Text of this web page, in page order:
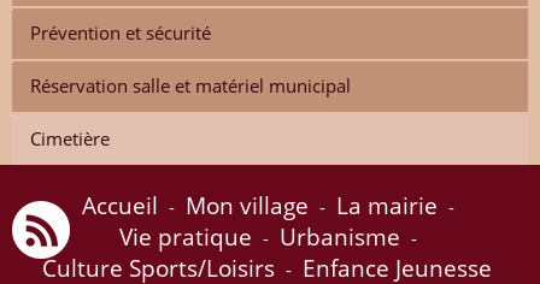
Prévention et sécurité
Réservation salle et matériel municipal
Cimetière
Accueil - Mon village - La mairie -
Vie pratique - Urbanisme -
Culture Sports/Loisirs - Enfance Jeunesse